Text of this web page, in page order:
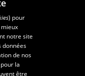
et de développement
) pour
notre site
données
de nos
la
être